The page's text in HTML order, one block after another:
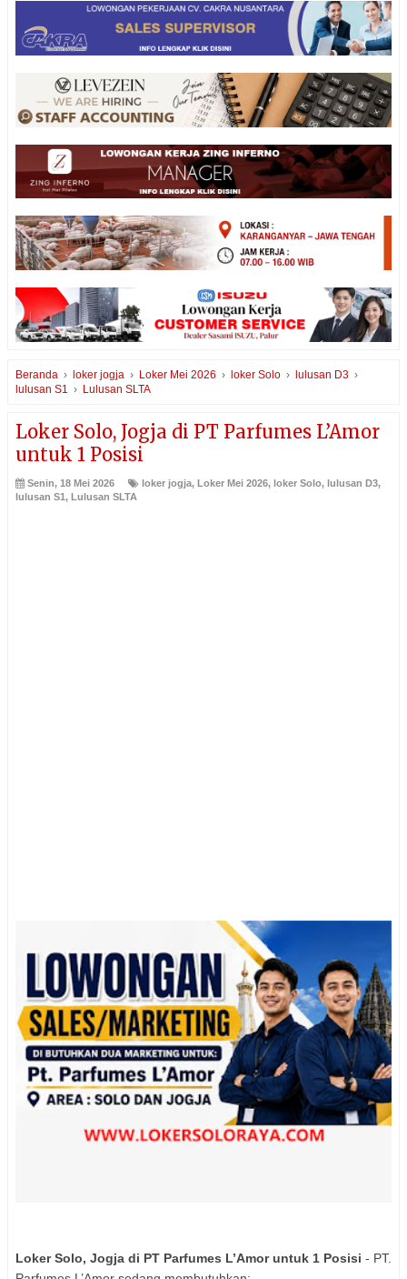
Beranda › loker jogja › Loker Mei 2026 › loker Solo › lulusan D3 ›
lulusan S1
› Lulusan SLTA
Loker Solo, Jogja di PT Parfumes L’Amor
untuk 1 Posisi
Senin, 18 Mei 2026 loker jogja, Loker Mei 2026, loker Solo, lulusan D3,
lulusan S1, Lulusan SLTA
Loker Solo, Jogja di PT Parfumes L’Amor untuk 1 Posisi - PT.